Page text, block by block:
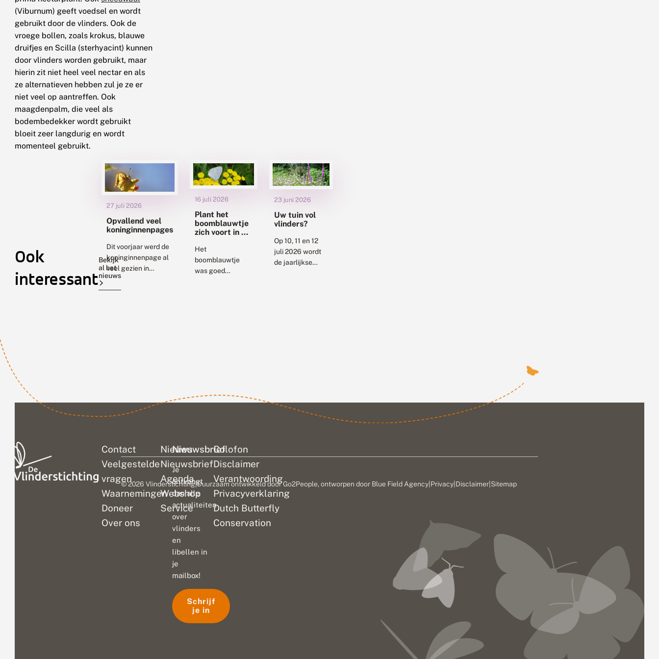
(Viburnum) geeft voedsel en wordt
gebruikt door de vlinders. Ook de
vroege bollen, zoals krokus, blauwe
druifjes en Scilla (sterhyacint) kunnen
door vlinders worden gebruikt, maar
hierin zit niet heel veel nectar en als
ze alternatieven hebben zul je ze er
niet veel op aantreffen. Ook
maagdenpalm, die veel als
bodembedekker wordt gebruikt
bloeit zeer langdurig en wordt
momenteel gebruikt.
Ook
interessant
Bekijk
al het
nieuws
27 juli 2026
Opvallend veel
koninginnenpages
Dit voorjaar werd de
koninginnenpage al
veel gezien in
Nederland. Ook deze
zomer wordt deze
16 juli 2026
Plant het
boomblauwtje
zich voort in uw
Het
boomblauwtje
was goed
23 juni 2026
Uw tuin vol
vlinders?
Op 10, 11 en 12
juli 2026 wordt
de jaarlijkse
Contact
Veelgestelde
vragen
Waarnemingen
Doneer
Over ons
Nieuws
Nieuwsbrief
Agenda
Webshop
Service
Colofon
Disclaimer
Verantwoording
Privacyverklaring
Dutch Butterfly
Conservation
Nieuwsbrief
Je
ontvangt
dan alle
actualiteiten
over
vlinders
en
libellen in
je
mailbox!
Schrijf
je in
© 2026 Vlinderstichting|Duurzaam ontwikkeld doorGo2People, ontworpen door Blue Field Agency Privacy Disclaimer Sitemap